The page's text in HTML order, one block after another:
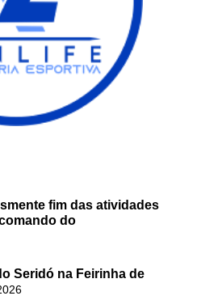
fim das atividades
do
Seridó na Feirinha de